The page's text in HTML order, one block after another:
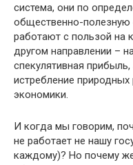
система, они по
общественно-полезную
работают с пользой на
другом направлении –
спекулятивная
истребление
экономики.
И когда мы говорим,
не работает не нашу
каждому)? Но почему же